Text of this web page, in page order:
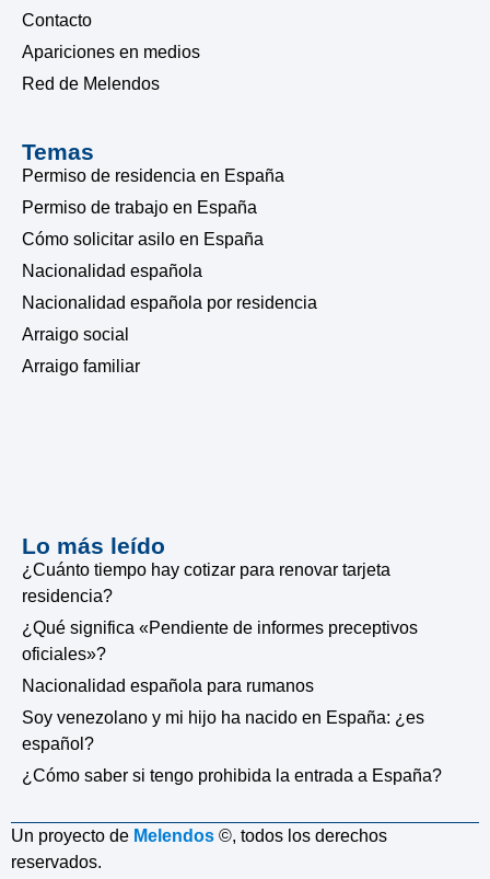
Contacto
Apariciones en medios
Red de Melendos
Temas
Permiso de residencia en España
Permiso de trabajo en España
Cómo solicitar asilo en España
Nacionalidad española
Nacionalidad española por residencia
Arraigo social
Arraigo familiar
Lo más leído
¿Cuánto tiempo hay cotizar para renovar tarjeta
residencia?
¿Qué significa «Pendiente de informes preceptivos
oficiales»?
Nacionalidad española para rumanos
Soy venezolano y mi hijo ha nacido en España: ¿es
español?
¿Cómo saber si tengo prohibida la entrada a España?
Un proyecto de Melendos ©, todos los derechos
reservados.